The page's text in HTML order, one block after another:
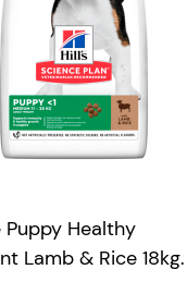
Puppy Healthy
Lamb & Rice 18kg.